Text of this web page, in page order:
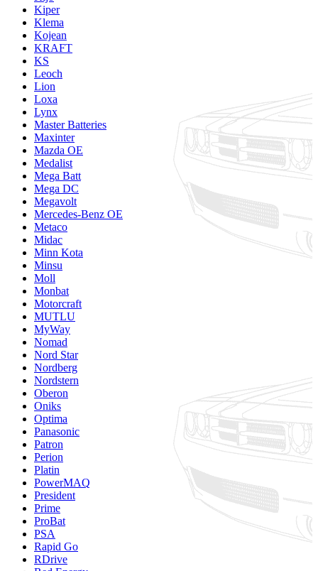
Kiper
Klema
Kojean
KRAFT
KS
Leoch
Lion
Loxa
Lynx
Master Batteries
Maxinter
Mazda OE
Medalist
Mega Batt
Mega DC
Megavolt
Mercedes-Benz OE
Metaco
Midac
Minn Kota
Minsu
Moll
Monbat
Motorcraft
MUTLU
MyWay
Nomad
Nord Star
Nordberg
Nordstern
Oberon
Oniks
Optima
Panasonic
Patron
Perion
Platin
PowerMAQ
President
Prime
ProBat
PSA
Rapid Go
RDrive